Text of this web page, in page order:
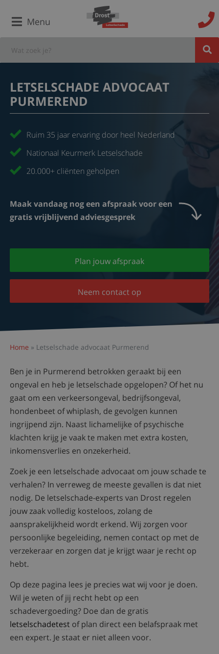
Menu
LETSELSCHADE ADVOCAAT
PURMEREND
Ruim 35 jaar ervaring door heel Nederland
Nationaal Keurmerk Letselschade
20.000+ cliënten geholpen
Maak vandaag nog een afspraak voor een
gratis vrijblijvend adviesgesprek
Plan jouw afspraak
Neem contact op
Home » Letselschade advocaat Purmerend
Ben je in Purmerend betrokken geraakt bij een
ongeval en heb je letselschade opgelopen? Of het nu
gaat om een verkeersongeval, bedrijfsongeval,
hondenbeet of whiplash, de gevolgen kunnen
ingrijpend zijn. Naast lichamelijke of psychische
klachten krijg je vaak te maken met extra kosten,
inkomensverlies en onzekerheid.
Zoek je een letselschade advocaat om jouw schade te
verhalen? In verreweg de meeste gevallen is dat niet
nodig. De letselschade-experts van Drost regelen
jouw zaak volledig kosteloos, zolang de
aansprakelijkheid wordt erkend. Wij zorgen voor
persoonlijke begeleiding, nemen contact op met de
verzekeraar en zorgen dat je krijgt waar je recht op
hebt.
Op deze pagina lees je precies wat wij voor je doen.
Wil je weten of jij recht hebt op een
schadevergoeding? Doe dan de gratis
letselschadetest of plan direct een belafspraak met
een expert. Je staat er niet alleen voor.